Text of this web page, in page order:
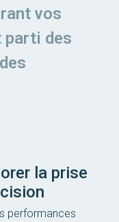
vos
parti des
la prise
performances